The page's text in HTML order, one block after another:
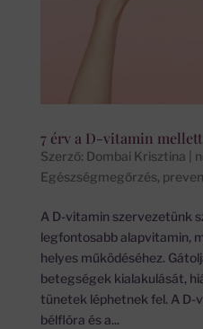
7 érv a D-vitamin mellett
Szerző: Dombai Krisztina
Egészségmegőrzés,
A D-vitamin szervezetünk
legfontosabb alapvitamin,
helyes működéséhez.
betegségek kialakulását,
tünetek léphetnek fel. A
bélflóra és a...